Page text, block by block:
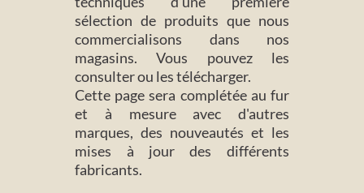
sélection de produits que nous
commercialisons dans nos
magasins. Vous pouvez les
consulter ou les télécharger.
Cette page sera complétée au fur
et à mesure avec d'autres
marques, des nouveautés et les
mises à jour des différents
fabricants.